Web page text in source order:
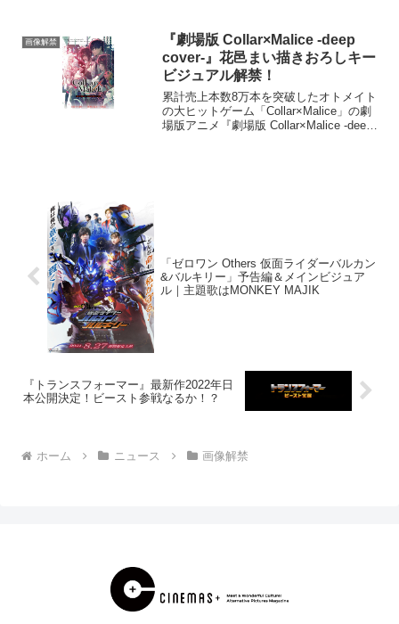
アリス」は、2010年から2016年まで...
画像解禁
『劇場版 Collar×Malice -deep
cover-』花邑まい描きおろしキー
ビジュアル解禁！
累計売上本数8万本を突破したオトメイト
の大ヒットゲーム「Collar×Malice」の劇
場版アニメ『劇場版 Collar×Malice -deep
「ゼロワン Others 仮面ライダーバルカン
&バルキリー」予告編＆メインビジュア
ル｜主題歌はMONKEY MAJIK
『トランスフォーマー』最新作2022年日
本公開決定！ビースト参戦なるか！？
ホーム ニュース 画像解禁